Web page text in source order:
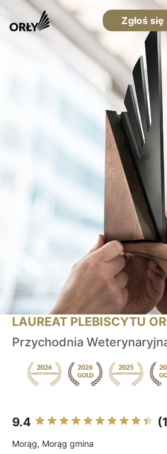
Zgłoś się
LAUREAT PLEBISCYTU
Przychodnia
9.4
Morąg, Morąg gmina